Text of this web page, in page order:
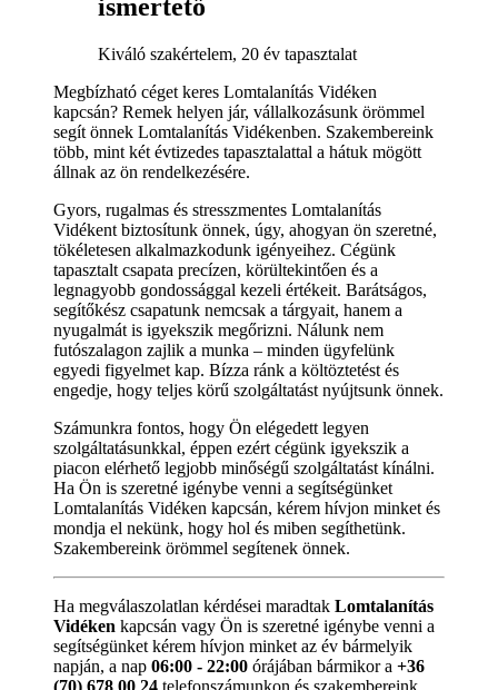
ismertető
Kiváló szakértelem, 20 év tapasztalat
Megbízható céget keres Lomtalanítás Vidéken
kapcsán? Remek helyen jár, vállalkozásunk örömmel
segít önnek Lomtalanítás Vidékenben. Szakembereink
több, mint két évtizedes tapasztalattal a hátuk mögött
állnak az ön rendelkezésére.
Gyors, rugalmas és stresszmentes Lomtalanítás
Vidékent biztosítunk önnek, úgy, ahogyan ön szeretné,
tökéletesen alkalmazkodunk igényeihez. Cégünk
tapasztalt csapata precízen, körültekintően és a
legnagyobb gondossággal kezeli értékeit. Barátságos,
segítőkész csapatunk nemcsak a tárgyait, hanem a
nyugalmát is igyekszik megőrizni. Nálunk nem
futószalagon zajlik a munka – minden ügyfelünk
egyedi figyelmet kap. Bízza ránk a költöztetést és
engedje, hogy teljes körű szolgáltatást nyújtsunk önnek.
Számunkra fontos, hogy Ön elégedett legyen
szolgáltatásunkkal, éppen ezért cégünk igyekszik a
piacon elérhető legjobb minőségű szolgáltatást kínálni.
Ha Ön is szeretné igénybe venni a segítségünket
Lomtalanítás Vidéken kapcsán, kérem hívjon minket és
mondja el nekünk, hogy hol és miben segíthetünk.
Szakembereink örömmel segítenek önnek.
Ha megválaszolatlan kérdései maradtak Lomtalanítás
Vidéken kapcsán vagy Ön is szeretné igénybe venni a
segítségünket kérem hívjon minket az év bármelyik
napján, a nap 06:00 - 22:00 órájában bármikor a +36
(70) 678 00 24 telefonszámunkon és szakembereink